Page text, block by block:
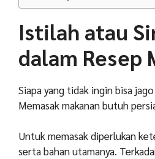
Istilah atau
dalam Resep
Siapa yang tidak ingin bisa
Memasak makanan butuh
Untuk memasak diperlukan
serta bahan utamanya.